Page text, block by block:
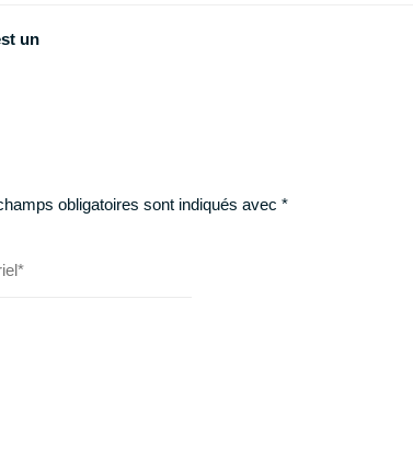
un
obligatoires sont indiqués avec *